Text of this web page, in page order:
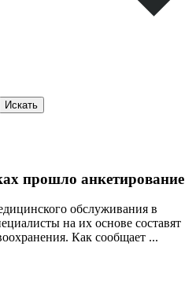
прошло анкетирование
обслуживания в
на их основе составят
Как сообщает ...